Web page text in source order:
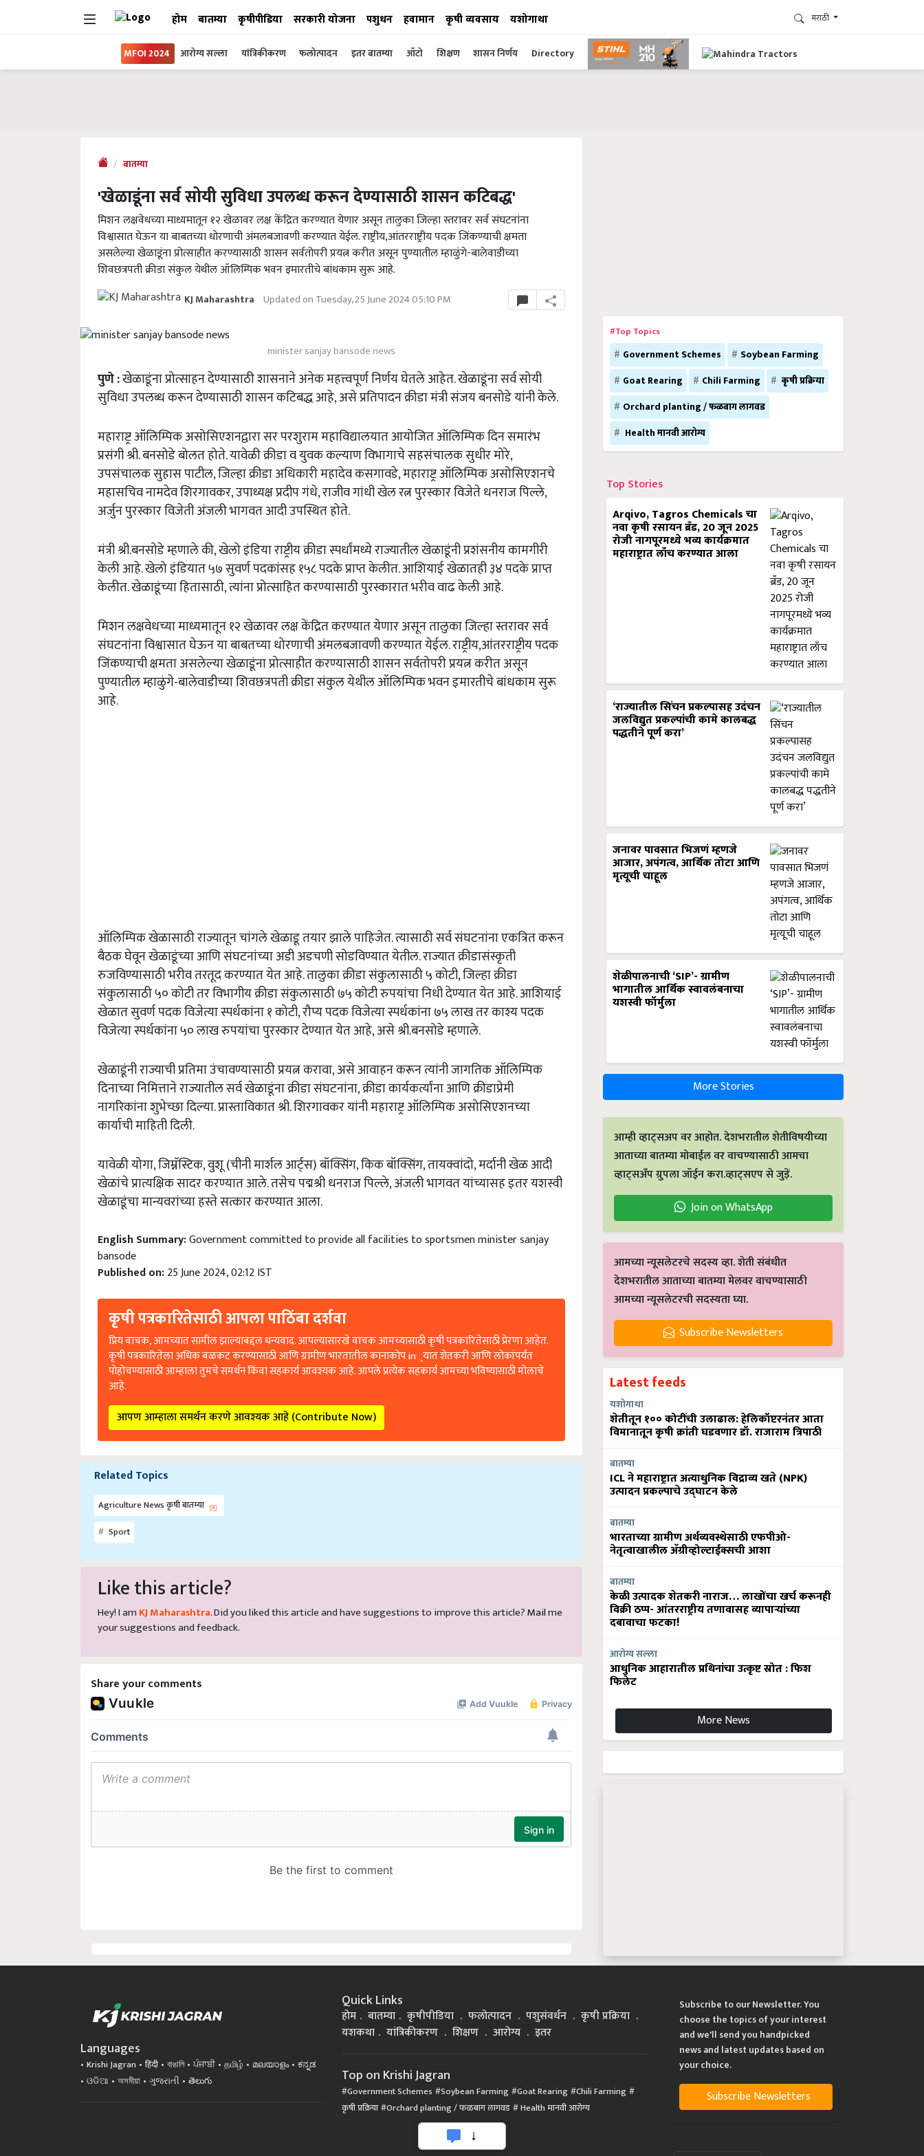
होम बातम्या कृषीपीडिया सरकारी योजना पशुधन हवामान कृषी व्यवसाय यशोगाथा मराठी
MFOI 2024 आरोग्य सल्ला यांत्रिकीकरण फलोत्पादन इतर बातम्या ऑटो शिक्षण शासन निर्णय Directory
बातम्या
'खेळाडूंना सर्व सोयी सुविधा उपलब्ध करून देण्यासाठी शासन कटिबद्ध'
मिशन लक्षवेधच्या माध्यमातून १२ खेळावर लक्ष केंद्रित करण्यात येणार असून तालुका जिल्हा स्तरावर सर्व संघटनांना
विश्वासात घेऊन या बाबतच्या धोरणाची अंमलबजावणी करण्यात येईल. राष्ट्रीय,आंतरराष्ट्रीय पदक जिंकण्याची क्षमता
असलेल्या खेळाडूंना प्रोत्साहीत करण्यासाठी शासन सर्वतोपरी प्रयत्न करीत असून पुण्यातील म्हाळुंगे-बालेवाडीच्या
शिवछत्रपती क्रीडा संकुल येथील ऑलिम्पिक भवन इमारतीचे बांधकाम सुरू आहे.
KJ Maharashtra Updated on Tuesday, 25 June 2024 05:10 PM
minister sanjay bansode news
पुणे :खेळाडूंना प्रोत्साहन देण्यासाठी शासनाने अनेक महत्त्वपूर्ण निर्णय घेतले आहेत. खेळाडूंना सर्व सोयी
सुविधा उपलब्ध करून देण्यासाठी शासन कटिबद्ध आहे, असे प्रतिपादन क्रीडा मंत्री संजय बनसोडे यांनी केले.
महाराष्ट्र ऑलिम्पिक असोसिएशनद्वारा सर परशुराम महाविद्यालयात आयोजित ऑलिम्पिक दिन समारंभ
प्रसंगी श्री. बनसोडे बोलत होते. यावेळी क्रीडा व युवक कल्याण विभागाचे सहसंचालक सुधीर मोरे,
उपसंचालक सुहास पाटील, जिल्हा क्रीडा अधिकारी महादेव कसगावडे, महाराष्ट्र ऑलिम्पिक असोसिएशनचे
महासचिव नामदेव शिरगावकर, उपाध्यक्ष प्रदीप गंधे, राजीव गांधी खेल रत्न पुरस्कार विजेते धनराज पिल्ले,
अर्जुन पुरस्कार विजेती अंजली भागवत आदी उपस्थित होते.
मंत्री श्री.बनसोडे म्हणाले की, खेलो इंडिया राष्ट्रीय क्रीडा स्पर्धांमध्ये राज्यातील खेळाडूंनी प्रशंसनीय कामगीरी
केली आहे. खेलो इंडियात ५७ सुवर्ण पदकांसह १५८ पदके प्राप्त केलीत. आशियाई खेळातही ३४ पदके प्राप्त
केलीत. खेळाडूंच्या हितासाठी, त्यांना प्रोत्साहित करण्यासाठी पुरस्कारात भरीव वाढ केली आहे.
मिशन लक्षवेधच्या माध्यमातून १२ खेळावर लक्ष केंद्रित करण्यात येणार असून तालुका जिल्हा स्तरावर सर्व
संघटनांना विश्वासात घेऊन या बाबतच्या धोरणाची अंमलबजावणी करण्यात येईल. राष्ट्रीय,आंतरराष्ट्रीय पदक
जिंकण्याची क्षमता असलेल्या खेळाडूंना प्रोत्साहीत करण्यासाठी शासन सर्वतोपरी प्रयत्न करीत असून
पुण्यातील म्हाळुंगे-बालेवाडीच्या शिवछत्रपती क्रीडा संकुल येथील ऑलिम्पिक भवन इमारतीचे बांधकाम सुरू
आहे.
ऑलिम्पिक खेळासाठी राज्यातून चांगले खेळाडू तयार झाले पाहिजेत. त्यासाठी सर्व संघटनांना एकत्रित करून
बैठक घेवून खेळाडूंच्या आणि संघटनांच्या अडी अडचणी सोडविण्यात येतील. राज्यात क्रीडासंस्कृती
रुजविण्यासाठी भरीव तरतूद करण्यात येत आहे. तालुका क्रीडा संकुलासाठी ५ कोटी, जिल्हा क्रीडा
संकुलासाठी ५० कोटी तर विभागीय क्रीडा संकुलासाठी ७५ कोटी रुपयांचा निधी देण्यात येत आहे. आशियाई
खेळात सुवर्ण पदक विजेत्या स्पर्धकांना १ कोटी, रौप्य पदक विजेत्या स्पर्धकांना ७५ लाख तर काश्य पदक
विजेत्या स्पर्धकांना ५० लाख रुपयांचा पुरस्कार देण्यात येत आहे, असे श्री.बनसोडे म्हणाले.
खेळाडूंनी राज्याची प्रतिमा उंचावण्यासाठी प्रयत्न करावा, असे आवाहन करून त्यांनी जागतिक ऑलिम्पिक
दिनाच्या निमित्ताने राज्यातील सर्व खेळाडूंना क्रीडा संघटनांना, क्रीडा कार्यकर्त्यांना आणि क्रीडाप्रेमी
नागरिकांना शुभेच्छा दिल्या. प्रास्ताविकात श्री. शिरगावकर यांनी महाराष्ट्र ऑलिम्पिक असोसिएशनच्या
कार्याची माहिती दिली.
यावेळी योगा, जिम्नॅस्टिक, वुशू (चीनी मार्शल आर्ट्स) बॉक्सिंग, किक बॉक्सिंग, तायक्वांदो, मर्दानी खेळ आदी
खेळांचे प्रात्यक्षिक सादर करण्यात आले. तसेच पद्मश्री धनराज पिल्ले, अंजली भागवत यांच्यासह इतर यशस्वी
खेळाडूंचा मान्यवरांच्या हस्ते सत्कार करण्यात आला.
English Summary:Government committed to provide all facilities to sportsmen minister sanjay
bansode
Published on:25 June 2024, 02:12 IST
कृषी पत्रकारितेसाठी आपला पाठिंबा दर्शवा
प्रिय वाचक, आमच्यात सामील झाल्याबद्दल धन्यवाद. आपल्यासारखे वाचक आमच्यासाठी कृषी पत्रकारितेसाठी प्रेरणा आहेत.
कृषी पत्रकारितेला अधिक बळकट करण्यासाठी आणि ग्रामीण भारतातील कानाकोप in्यात शेतकरी आणि लोकांपर्यंत
पोहोचण्यासाठी आम्हाला तुमचे समर्थन किंवा सहकार्य आवश्यक आहे. आपले प्रत्येक सहकार्य आमच्या भविष्यासाठी मोलाचे
आहे.
आपण आम्हाला समर्थन करणे आवश्यक आहे (Contribute Now)
Related Topics
Agriculture News कृषी बातम्या
Sport
Like this article?
Hey! I am KJ Maharashtra. Did you liked this article and have suggestions to improve this article?Mailme
your suggestions and feedback.
Share your comments
#Top Topics
Government Schemes
Soybean Farming
Goat Rearing
Chili Farming
कृषी प्रक्रिया
Orchard planting / फळबाग लागवड
Health मानवी आरोग्य
Top Stories
Arqivo, Tagros Chemicals चा
नवा कृषी रसायन ब्रँड, 20 जून 2025
रोजी नागपूरमध्ये भव्य कार्यक्रमात
महाराष्ट्रात लाँच करण्यात आला
‘राज्यातील सिंचन प्रकल्पासह उदंचन
जलविद्युत प्रकल्पांची कामे कालबद्ध
पद्धतीने पूर्ण करा’
जनावर पावसात भिजणं म्हणजे
आजार, अपंगत्व, आर्थिक तोटा आणि
मृत्यूची चाहूल
शेळीपालनाची ‘SIP’- ग्रामीण
भागातील आर्थिक स्वावलंबनाचा
यशस्वी फॉर्मुला
More Stories
आम्ही व्हाट्सअप वर आहोत. देशभरातील शेतीविषयीच्या
आताच्या बातम्या मोबाईल वर वाचण्यासाठी आमचा
व्हाट्सअँप ग्रुपला जॉईन करा.व्हाट्सएप से जुड़ें.
Join on WhatsApp
आमच्या न्यूसलेटरचे सदस्य व्हा. शेती संबंधीत
देशभरातील आताच्या बातम्या मेलवर वाचण्यासाठी
आमच्या न्यूसलेटरची सदस्यता घ्या.
Subscribe Newsletters
Latest feeds
यशोगाथा
शेतीतून १०० कोटींची उलाढाल: हेलिकॉप्टरनंतर आता
विमानातून कृषी क्रांती घडवणार डॉ. राजाराम त्रिपाठी
बातम्या
ICL ने महाराष्ट्रात अत्याधुनिक विद्राव्य खते (NPK)
उत्पादन प्रकल्पाचे उद्घाटन केले
बातम्या
भारताच्या ग्रामीण अर्थव्यवस्थेसाठी एफपीओ-
नेतृत्वाखालील अ‍ॅग्रीव्होल्टाईक्सची आशा
बातम्या
केळी उत्पादक शेतकरी नाराज… लाखोंचा खर्च करूनही
विक्री ठप्प- आंतरराष्ट्रीय तणावासह व्यापाऱ्यांच्या
दबावाचा फटका!
आरोग्य सल्ला
आधुनिक आहारातील प्रथिनांचा उत्कृष्ट स्रोत : फिश
फिलेट
More News
Languages
Krishi Jagran हिंदी বাঙালি ਪੰਜਾਬੀ தமிழ் മലയാളം
ಕನ್ನಡ
ଓଡିଆ
অসমীয়া ગુજરાતી తెలుగు
Quick Links
होम बातम्या कृषीपीडिया फलोत्पादन पशुसंवर्धन
कृषी प्रक्रिया
यशकथा
यांत्रिकीकरण शिक्षण आरोग्य इतर
Top on Krishi Jagran
Government Schemes Soybean Farming Goat Rearing Chili Farming
कृषी प्रक्रिया Orchard planting / फळबाग लागवड Health मानवी आरोग्य
Subscribe to our Newsletter. You
choose the topics of your interest
and we'll send you handpicked
news and latest updates based on
your choice.
Subscribe Newsletters